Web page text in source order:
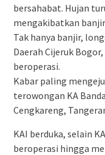
bersahabat. Hujan
mengakibatkan
Tak hanya banjir,
Daerah Cijeruk
beroperasi.
Kabar paling
terowongan KA
Cengkareng,
KAI berduka, selain
beroperasi hingga